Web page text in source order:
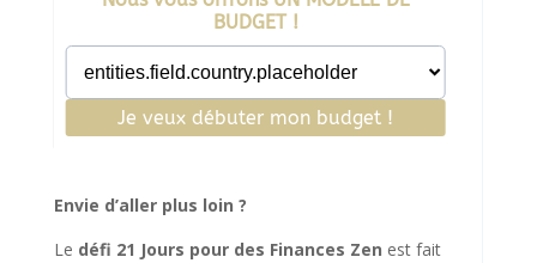
Envie d’aller plus loin ?
Le défi 21 Jours pour des Finances Zen est fait